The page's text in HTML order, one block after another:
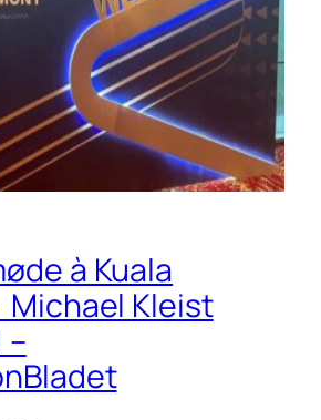
à Kuala
Michael Kleist